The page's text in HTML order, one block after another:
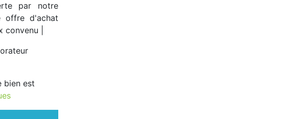
par notre
offre d'achat
|
bien est